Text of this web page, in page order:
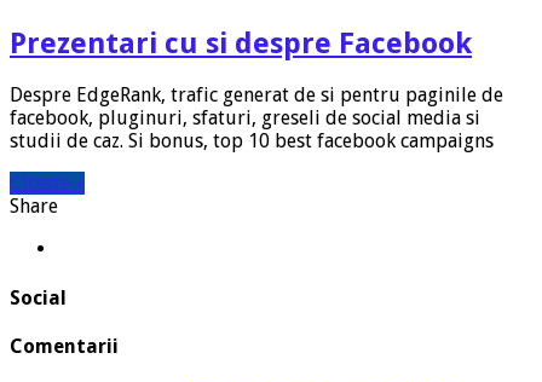
Prezentari cu si despre Facebook
Despre EdgeRank, trafic generat de si pentru paginile de
facebook, pluginuri, sfaturi, greseli de social media si
studii de caz. Si bonus, top 10 best facebook campaigns
Citeste »
Share
Social
Comentarii